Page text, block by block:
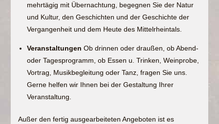
mehrtägig mit Übernachtung, begegnen Sie der Natur
und Kultur, den Geschichten und der Geschichte der
Vergangenheit und dem Heute des Mittelrheintals.
VeranstaltungenOb drinnen oder draußen, ob Abend-
oder Tagesprogramm, ob Essen u. Trinken, Weinprobe,
Vortrag, Musikbegleitung oder Tanz, fragen Sie uns.
Gerne helfen wir Ihnen bei der Gestaltung Ihrer
Veranstaltung.
Außer den fertig ausgearbeiteten Angeboten ist es